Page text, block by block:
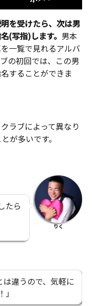
を受けたら、次は男
(写指)します。 男本
一覧で見れるアルバ
の初回では、この男
することができま
ラブによって異なり
が多いです。
たら
りく
は違うので、気軽に